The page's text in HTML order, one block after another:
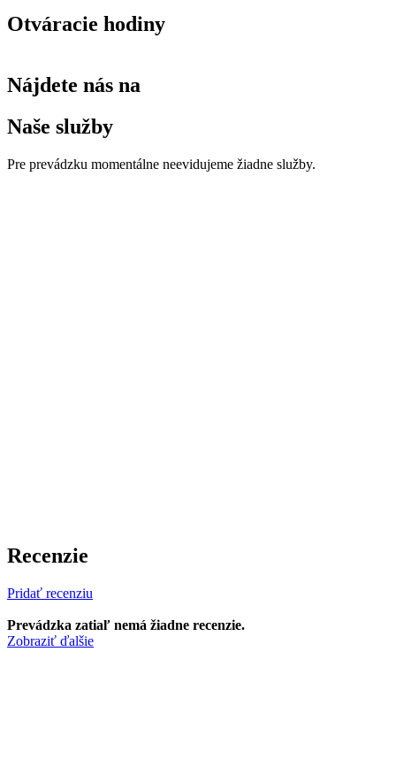
Otváracie hodiny
Nájdete nás na
Naše služby
Pre prevádzku momentálne neevidujeme žiadne služby.
Recenzie
Pridať recenziu
Prevádzka zatiaľ nemá žiadne recenzie.
Zobraziť ďalšie